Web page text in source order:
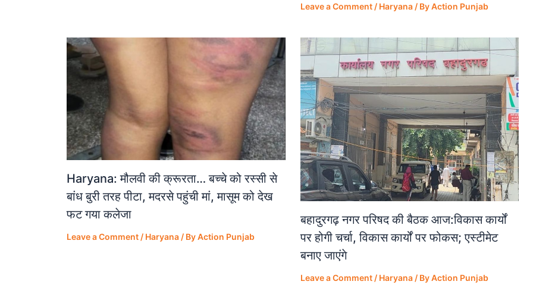
Leave a Comment / Haryana/ ByAction Punjab
Haryana: मौलवी की क्रूरता… बच्चे को रस्सी से
बांध बुरी तरह पीटा, मदरसे पहुंची मां, मासूम को देख
फट गया कलेजा
Leave a Comment / Haryana / ByAction Punjab
बहादुरगढ़ नगर परिषद की बैठक आज:विकास कार्यों
पर होगी चर्चा, विकास कार्यों पर फोकस; एस्टीमेट
बनाए जाएंगे
Leave a Comment / Haryana/ ByAction Punjab